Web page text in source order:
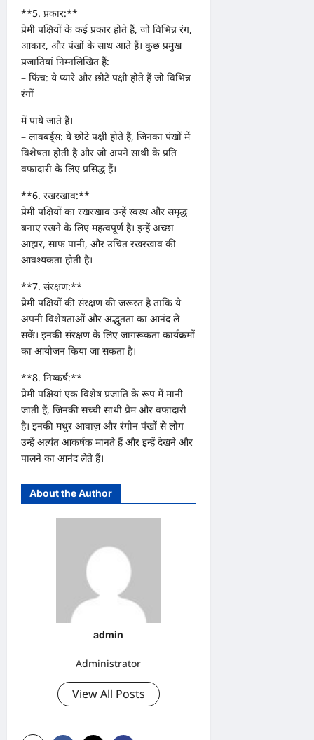
**5. प्रकार:**
प्रेमी पक्षियों के कई प्रकार होते हैं, जो विभिन्न रंग,
आकार, और पंखों के साथ आते हैं। कुछ प्रमुख
प्रजातियां निम्नलिखित हैं:
– फिंच: ये प्यारे और छोटे पक्षी होते हैं जो विभिन्न
रंगों
में पाये जाते हैं।
– लावबर्ड्स: ये छोटे पक्षी होते हैं, जिनका पंखों में
विशेषता होती है और जो अपने साथी के प्रति
वफादारी के लिए प्रसिद्ध हैं।
**6. रखरखाव:**
प्रेमी पक्षियों का रखरखाव उन्हें स्वस्थ और समृद्ध
बनाए रखने के लिए महत्वपूर्ण है। इन्हें अच्छा
आहार, साफ पानी, और उचित रखरखाव की
आवश्यकता होती है।
**7. संरक्षण:**
प्रेमी पक्षियों की संरक्षण की जरूरत है ताकि ये
अपनी विशेषताओं और अद्भुतता का आनंद ले
सकें। इनकी संरक्षण के लिए जागरूकता कार्यक्रमों
का आयोजन किया जा सकता है।
**8. निष्कर्ष:**
प्रेमी पक्षियां एक विशेष प्रजाति के रूप में मानी
जाती हैं, जिनकी सच्ची साथी प्रेम और वफादारी
है। इनकी मधुर आवाज़ और रंगीन पंखों से लोग
उन्हें अत्यंत आकर्षक मानते हैं और इन्हें देखने और
पालने का आनंद लेते हैं।
About the Author
admin
Administrator
View All Posts